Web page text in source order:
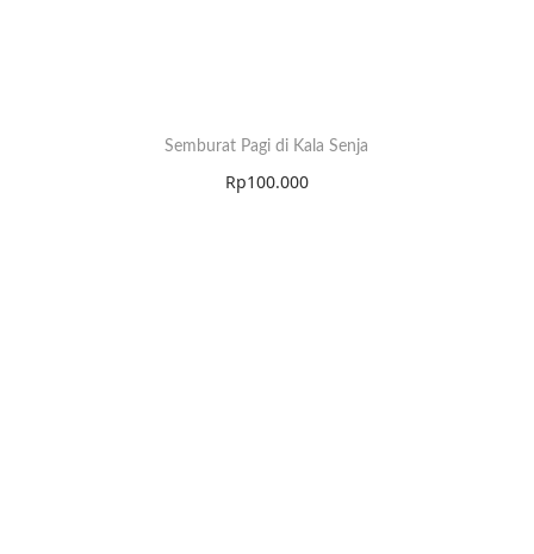
Semburat Pagi di Kala Senja
Rp100.000